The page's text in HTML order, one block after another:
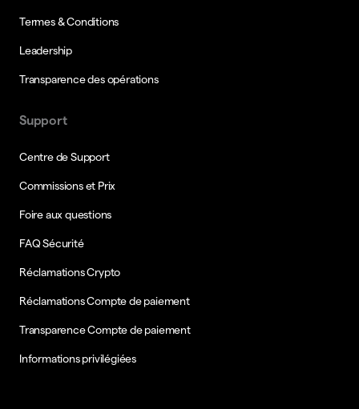
Termes & Conditions
Leadership
Transparence des opérations
Support
Centre de Support
Commissions et Prix
Foire aux questions
FAQ Sécurité
Réclamations Crypto
Réclamations Compte de paiement
Transparence Compte de paiement
Informations privilégiées